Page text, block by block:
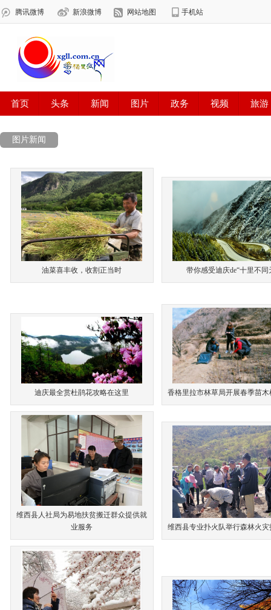
图片新闻
油菜喜丰收，收割正当时 带你感受迪庆de“十里不同
迪庆最全赏杜鹃花攻略在这里 香格里拉市林草局开展春季苗木
维西县人社局为易地扶贫搬迁群众提供就
业服务
维西县专业扑火队举行森林火灾